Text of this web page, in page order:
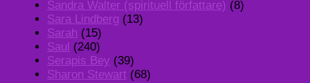
Sandra Walter (spirituell författare) (8)
Sara Lindberg (13)
Sarah (15)
Saul (240)
Serapis Bey (39)
Sharon Stewart (68)